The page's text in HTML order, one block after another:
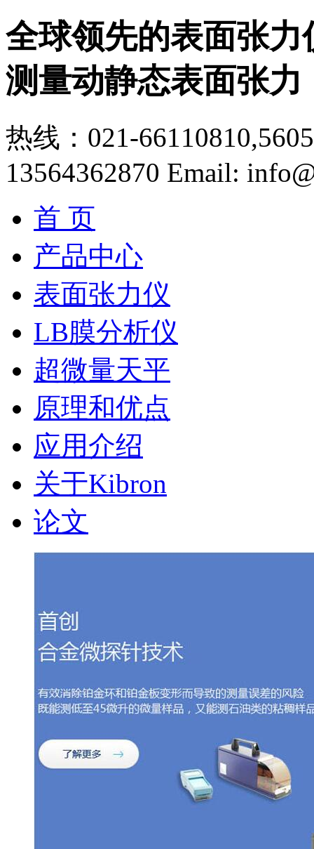
全球领先的表面张
测量动静态表面张力
热线：021-
13564362870 Email:
首 页
产品中心
表面张力仪
LB膜分析仪
超微量天平
原理和优点
应用介绍
关于Kibron
论文